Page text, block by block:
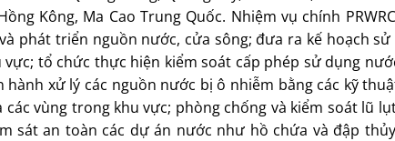
Kông, Ma Cao Trung Quốc. Nhiệm vụ chính
phát triển nguồn nước, cửa sông; đưa ra kế hoạch
tổ chức thực hiện kiểm soát cấp phép sử dụng
xử lý các nguồn nước bị ô nhiễm bằng các kỹ
vùng trong khu vực; phòng chống và kiểm soát lũ
sát an toàn các dự án nước như hồ chứa và đập